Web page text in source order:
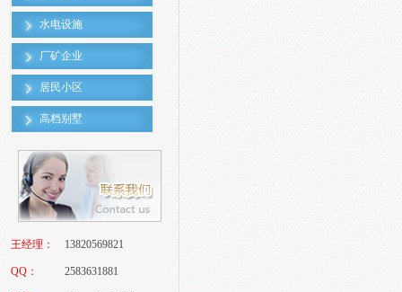
水电设施
厂矿企业
居民小区
高档别墅
王经理： 13820569821
QQ： 2583631881